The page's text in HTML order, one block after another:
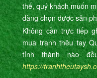
thế, quý khách muốn
dàng chọn được sản
Không cần trực tiếp
mua tranh thêu tay
tỉnh thành nào
https://